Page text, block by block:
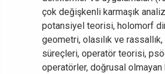
çok değişkenli karmaşık
potansiyel teorisi, holomorf
geometri, olasılık ve
süreçleri, operatör teorisi,
operatörler, doğrusal